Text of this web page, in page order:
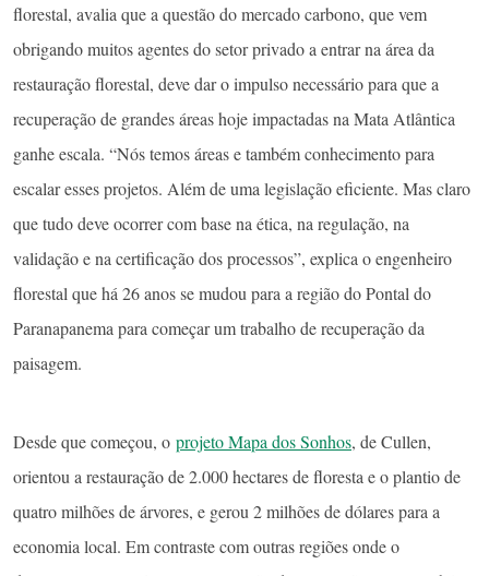
florestal, avalia que a questão do mercado carbono, que vem
obrigando muitos agentes do setor privado a entrar na área da
restauração florestal, deve dar o impulso necessário para que a
recuperação de grandes áreas hoje impactadas na Mata Atlântica
ganhe escala. “Nós temos áreas e também conhecimento para
escalar esses projetos. Além de uma legislação eficiente. Mas claro
que tudo deve ocorrer com base na ética, na regulação, na
validação e na certificação dos processos”, explica o engenheiro
florestal que há 26 anos se mudou para a região do Pontal do
Paranapanema para começar um trabalho de recuperação da
paisagem.
Desde que começou, o projeto Mapa dos Sonhos, de Cullen,
orientou a restauração de 2.000 hectares de floresta e o plantio de
quatro milhões de árvores, e gerou 2 milhões de dólares para a
economia local. Em contraste com outras regiões onde o